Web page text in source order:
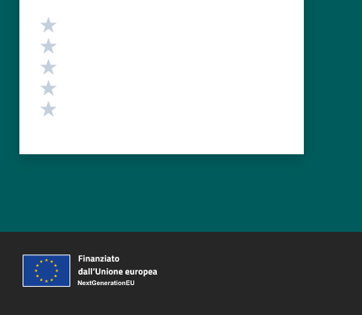
Valutazione